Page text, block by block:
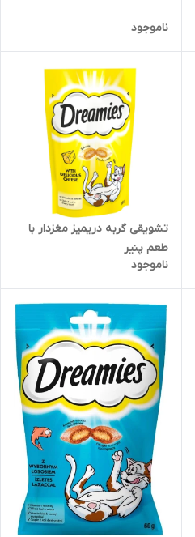
ناموجود
تشویقی گربه دریمیز مغزدار با
طعم پنیر
ناموجود